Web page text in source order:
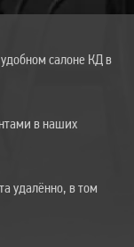
салоне КД в
в наших
удалённо, в том